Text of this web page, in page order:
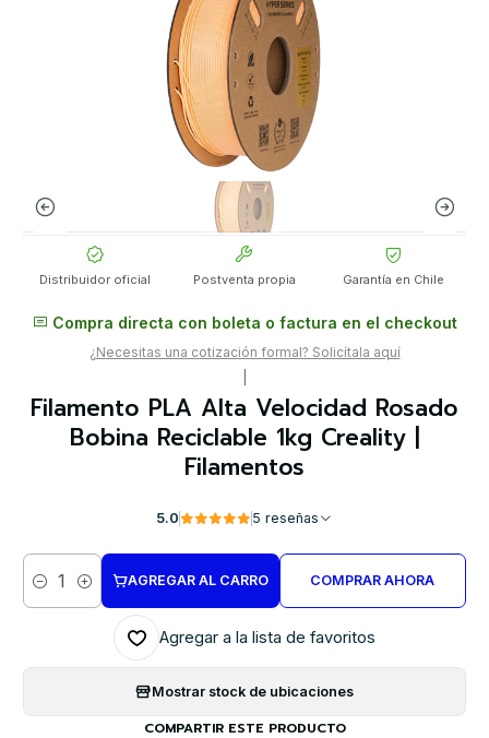
Distribuidor oficial Postventa propia Garantía en Chile
Compra directa con boleta o factura en el checkout
¿Necesitas una cotización formal? Solicítala aquí
Filamento PLA Alta Velocidad Rosado
Bobina Reciclable 1kg Creality |
Filamentos
5.0 5 reseñas
Cantidad
AGREGAR AL CARRO COMPRAR AHORA
Agregar a la lista de favoritos
Mostrar stock de ubicaciones
COMPARTIR ESTE PRODUCTO